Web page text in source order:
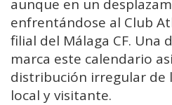
aunque en un
enfrentándose al Club
filial del Málaga CF. Una
marca este calendario
distribución irregular de
local y visitante.